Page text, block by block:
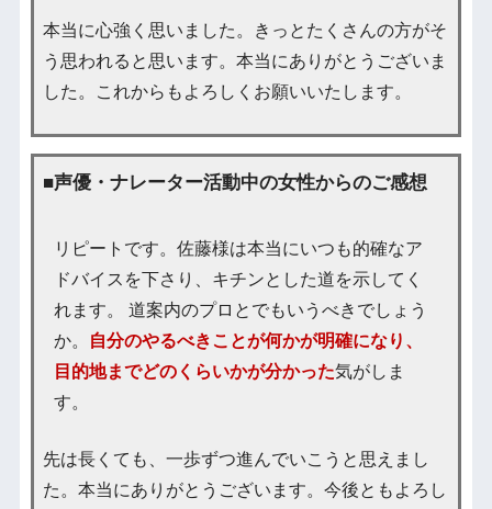
本当に心強く思いました。きっとたくさんの方がそ
う思われると思います。本当にありがとうございま
した。これからもよろしくお願いいたします。
■声優・ナレーター活動中の女性からのご感想
リピートです。佐藤様は本当にいつも的確なア
ドバイスを下さり、キチンとした道を示してく
れます。 道案内のプロとでもいうべきでしょう
か。
自分のやるべきことが何かが明確になり、
目的地までどのくらいかが分かった気がしま
す。
先は長くても、一歩ずつ進んでいこうと思えまし
た。本当にありがとうございます。今後ともよろし